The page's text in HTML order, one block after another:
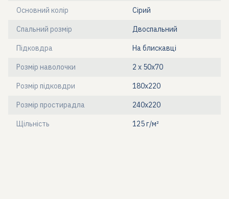
Основний колір Сірий
Спальний розмір Двоспальний
Підковдра На блискавці
Розмір наволочки 2 х 50х70
Розмір підковдри 180x220
Розмір простирадла 240x220
Щільність 125 г/м²